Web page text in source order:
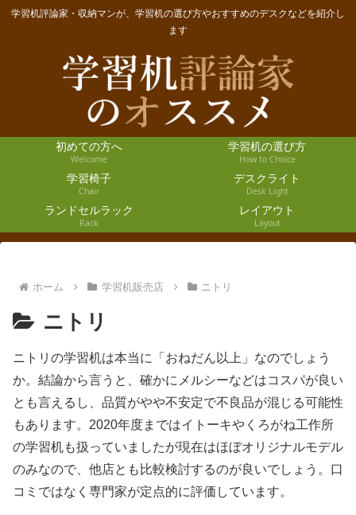
学習机評論家・収納マンが、学習机の選び方やおすすめのデスクなどを紹介し
ます
初めての方へ
Welcome
学習机の選び方
How to Choice
学習椅子
Chair
デスクライト
Desk Light
ランドセルラック
Rack
レイアウト
Layout
ホーム 学習机販売店 ニトリ
ニトリ
ニトリの学習机は本当に「おねだん以上」なのでしょう
か。結論から言うと、確かにメルシーなどはコスパが良い
とも言えるし、品質がやや不安定で不良品が混じる可能性
もあります。2020年度まではイトーキやくろがね工作所
の学習机も扱っていましたが現在はほぼオリジナルモデル
のみなので、他店とも比較検討するのが良いでしょう。口
コミではなく専門家が定点的に評価しています。